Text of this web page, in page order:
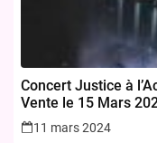
Concert Justice à
Vente le 15 Mars
11 mars 2024